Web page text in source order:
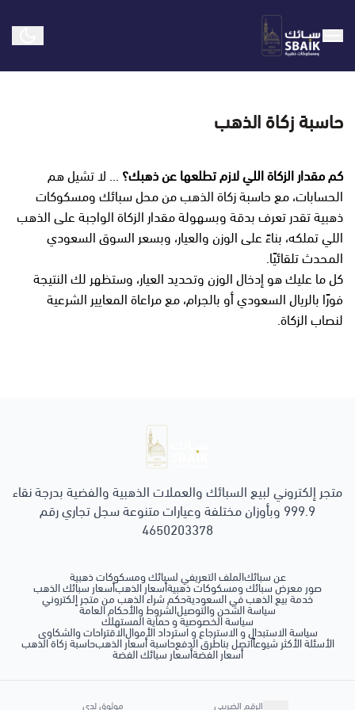
سبائك ومسكوكات ذهبية
حاسبة زكاة الذهب
كم مقدار الزكاة اللي لازم تطلعها عن ذهبك؟ … لا تشيل هم
الحسابات، مع حاسبة زكاة الذهب من محل سبائك ومسكوكات
ذهبية تقدر تعرف بدقة وبسهولة مقدار الزكاة الواجبة على الذهب
اللي تملكه، بناءً على الوزن والعيار، وبسعر السوق السعودي
المحدث تلقائيًا.
كل ما عليك هو إدخال الوزن وتحديد العيار، وستظهر لك النتيجة
فورًا بالريال السعودي أو بالجرام، مع مراعاة المعايير الشرعية
لنصاب الزكاة.
متجر إلكتروني لبيع السبائك والعملات الذهبية والفضية بدرجة نقاء
999.9 وبأوزان مختلفة وعيارات متنوعة سجل تجاري رقم
4650203378
عن سبائكالملف التعريفي لسبائك ومسكوكات ذهبية
صور معرض سبائك ومسكوكات ذهبيةأسعار الذهبأسعار سبائك الذهب
خدمة بيع الذهب في السعوديةحكم شراء الذهب من متجر إلكتروني
سياسة الشحن والتوصيلالشروط والأحكام العامة
سياسة الخصوصية و حماية المستهلك
سياسة الاستبدال و الاسترجاع و استرداد الأموالالاقتراحات والشكاوى
الأسئلة الأكثر شيوعاًاتصل بناطرق الدفعحاسبة أسعار الذهبحاسبة زكاة الذهب
أسعار الفضةأسعار سبائك الفضة
الرقم الضريبي موثوق لدى